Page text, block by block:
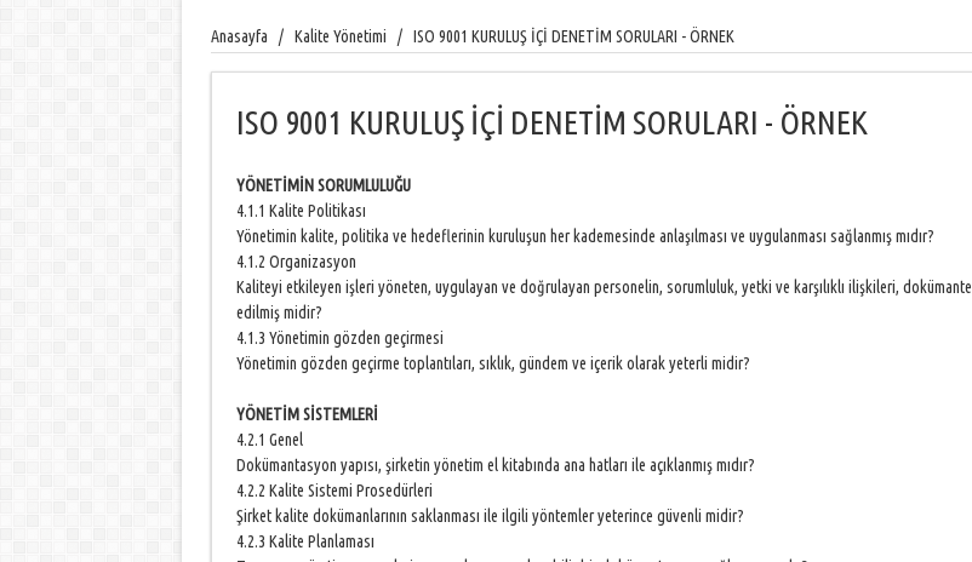
Anasayfa / Kalite Yönetimi / ISO 9001 KURULUŞ İÇİ DENETİM SORULARI - ÖRNEK
ISO 9001 KURULUŞ İÇİ DENETİM SORULARI - ÖRNEK
YÖNETİMİN SORUMLULUĞU
4.1.1 Kalite Politikası
Yönetimin kalite, politika ve hedeflerinin kuruluşun her kademesinde anlaşılması ve uygulanması sağlanmış mıdır?
4.1.2 Organizasyon
Kaliteyi etkileyen işleri yöneten, uygulayan ve doğrulayan personelin, sorumluluk, yetki ve karşılıklı ilişkileri, dokümante
edilmiş midir?
4.1.3 Yönetimin gözden geçirmesi
Yönetimin gözden geçirme toplantıları, sıklık, gündem ve içerik olarak yeterli midir?
YÖNETİM SİSTEMLERİ
4.2.1 Genel
Dokümantasyon yapısı, şirketin yönetim el kitabında ana hatları ile açıklanmış mıdır?
4.2.2 Kalite Sistemi Prosedürleri
Şirket kalite dokümanlarının saklanması ile ilgili yöntemler yeterince güvenli midir?
4.2.3 Kalite Planlaması